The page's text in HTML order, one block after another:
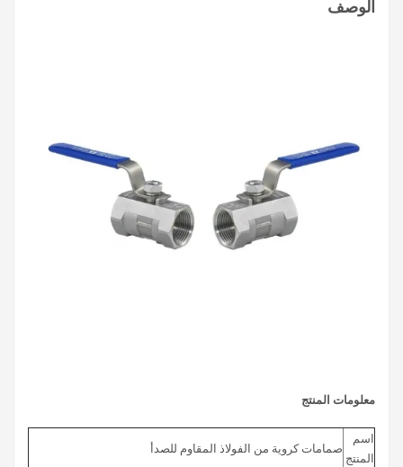
الوصف
معلومات المنتج
اسم
المنتج
صمامات كروية من الفولاذ المقاوم للصدأ